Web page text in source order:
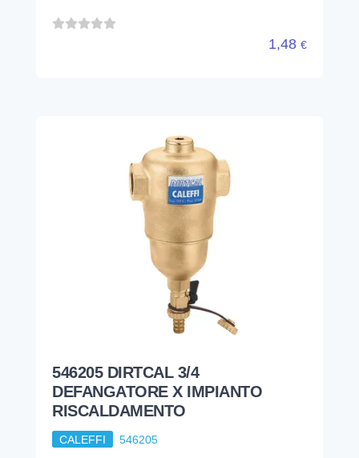
1,48 €
546205 DIRTCAL 3/4
DEFANGATORE X IMPIANTO
RISCALDAMENTO
CALEFFI 546205